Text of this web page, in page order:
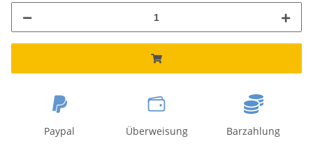
Paypal Überweisung Barzahlung